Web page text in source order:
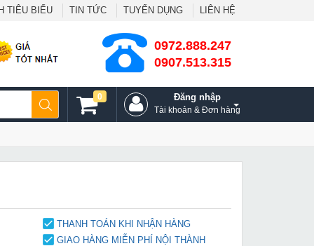
TIÊU BIỂU TIN TỨC TUYỂN DỤNG LIÊN HỆ
0972.888.247
0907.513.315
Đăng nhập
Tài khoản & Đơn hàng
0
THANH TOÁN KHI NHẬN HÀNG
GIAO HÀNG MIỄN PHÍ NỘI THÀNH